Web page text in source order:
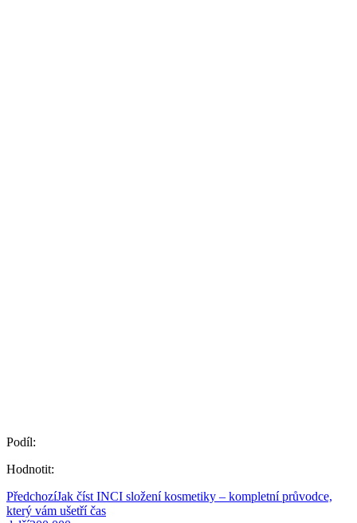
Podíl:
Hodnotit:
PředchozíJak číst INCI složení kosmetiky – kompletní průvodce,
který vám ušetří čas